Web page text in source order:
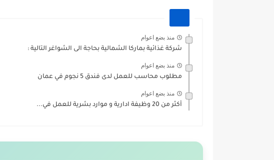
منذ بضع اعوام
شركة غذائية بماركا الشمالية بحاجة الى الشواغر التالية :
منذ بضع اعوام
مطلوب محاسب للعمل لدى فندق 5 نجوم في عمان
منذ بضع اعوام
أكثر من 20 وظيفة ادارية و موارد بشرية للعمل في...